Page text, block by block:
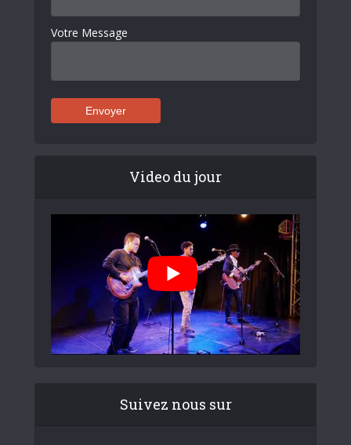
Votre Message
Video du jour
Suivez nous sur